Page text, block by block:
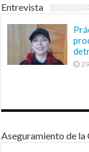
Entrevista
Aseguramiento de la